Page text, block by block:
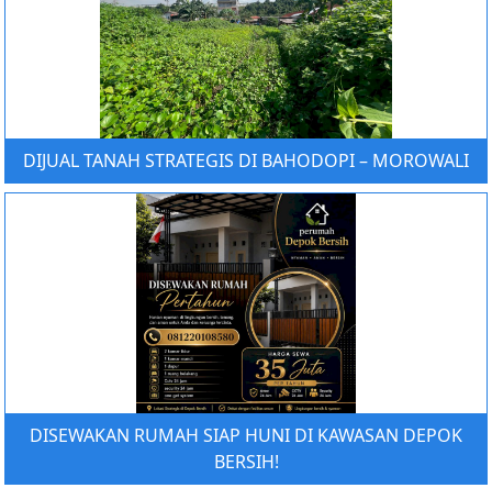
DIJUAL TANAH STRATEGIS DI BAHODOPI – MOROWALI
DISEWAKAN RUMAH SIAP HUNI DI KAWASAN DEPOK
BERSIH!